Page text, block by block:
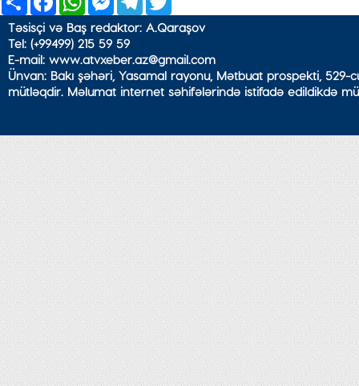
Təsisçi və Baş redaktor: A.Qaraşov
Tel: (+99499) 215 59 59
E-mail: www.atvxeber.az@gmail.com
Ünvan: Bakı şəhəri, Yasamal rayonu, Mətbuat prospekti,
mütləqdir. Məlumat internet səhifələrində istifadə edildikdə